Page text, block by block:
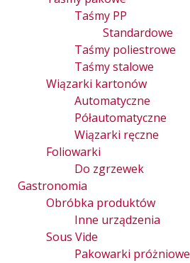
Taśmy PP
Standardowe
Taśmy poliestrowe
Taśmy stalowe
Wiązarki kartonów
Automatyczne
Półautomatyczne
Wiązarki ręczne
Foliowarki
Do zgrzewek
Gastronomia
Obróbka produktów
Inne urządzenia
Sous Vide
Pakowarki próżniowe